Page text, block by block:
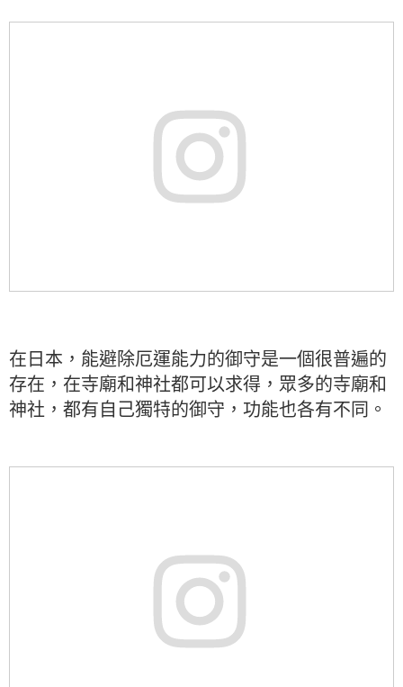
在日本，能避除厄運能力的御守是一個很普遍的
存在，在寺廟和神社都可以求得，眾多的寺廟和
神社，都有自己獨特的御守，功能也各有不同。